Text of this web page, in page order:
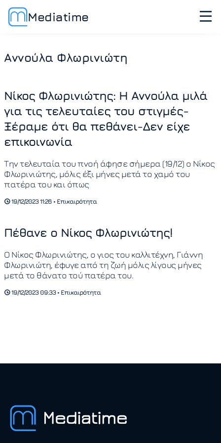
Mediatime
Αννούλα Φλωρινιώτη
Νίκος Φλωρινιώτης: Η Αννούλα μιλά
για τις τελευταίες του στιγμές-
Ξέραμε ότι θα πεθάνει-Δεν είχε
επικοινωνία
Την τελευταία του πνοή άφησε σήμερα (19/12) ο Νίκος
Φλωρινιώτης, μόλις έξι μήνες μετά το χαμό του
πατέρα του και όπως
19/12/2023 11:26 • Επικαιρότητα
Πέθανε ο Νίκος Φλωρινιώτης!
Ο Νίκος Φλωρινιώτης, ο γιος του καλλιτέχνη, Γιάννη
Φλωρινιώτη, έφυγε από τη ζωή μόλις λίγους μήνες
μετά το θάνατο τού πατέρα του.
19/12/2023 09:33 • Επικαιρότητα